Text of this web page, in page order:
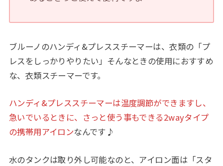
ブルーノのハンディ&プレススチーマーは、衣類の「プ
レスをしっかりやりたい」そんなときの使用におすすめ
な、衣類スチーマーです。
ハンディ&プレススチーマーは温度調節ができますし、
急いでいるときに、さっと使う事もできる2wayタイプ
の携帯用アイロンなんです♪
水のタンクは取り外し可能なのと、アイロン面は「スタ